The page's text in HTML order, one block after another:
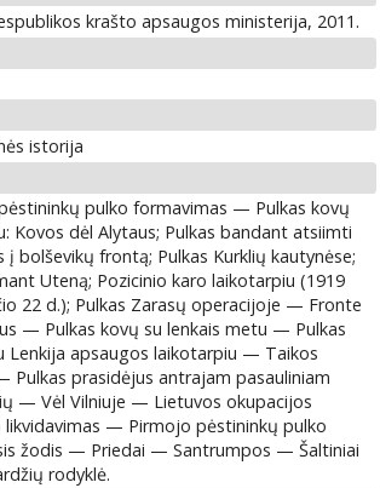
krašto apsaugos ministerija, 2011.
istorija
pulko formavimas — Pulkas kovų
Kovos dėl Alytaus; Pulkas bandant atsiimti
į bolševikų frontą; Pulkas Kurklių kautynėse;
Uteną; Pozicinio karo laikotarpiu (1919
22 d.); Pulkas Zarasų operacijoje — Fronte
— Pulkas kovų su lenkais metu — Pulkas
Lenkija apsaugos laikotarpiu — Taikos
Pulkas prasidėjus antrajam pasauliniam
— Vėl Vilniuje — Lietuvos okupacijos
— Pirmojo pėstininkų pulko
žodis — Priedai — Santrumpos — Šaltiniai
rodyklė.